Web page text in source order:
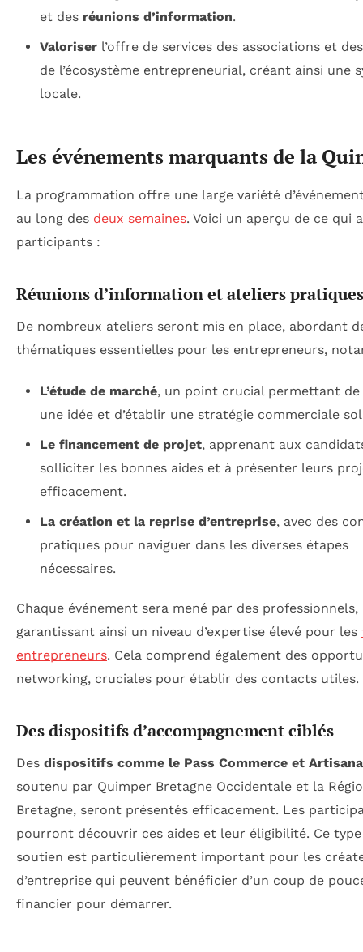
et des réunions d’information.
Valoriserl’offre de services des associations et
de l’écosystème entrepreneurial, créant ainsi une
locale.
Les événements marquants de la
La programmation offre une large variété
au long des deux semaines. Voici un aperçu de ce qui
participants :
Réunions d’information et ateliers pratiques
De nombreux ateliers seront mis en place, abordant
thématiques essentielles pour les entrepreneurs,
L’étude de marché, un point crucial permettant de
une idée et d’établir une stratégie commerciale
Le financement de projet, apprenant aux
solliciter les bonnes aides et à présenter leurs
efficacement.
La création et la reprise d’entreprise, avec des
pratiques pour naviguer dans les diverses étapes
nécessaires.
Chaque événement sera mené par des professionnels,
garantissant ainsi un niveau d’expertise élevé pour les
entrepreneurs. Cela comprend également des
networking, cruciales pour établir des contacts utiles.
Des dispositifs d’accompagnement ciblés
Des dispositifs comme le Pass Commerce et
soutenu par Quimper Bretagne Occidentale et la
Bretagne, seront présentés efficacement. Les
pourront découvrir ces aides et leur éligibilité. Ce
soutien est particulièrement important pour les
d’entreprise qui peuvent bénéficier d’un coup de
financier pour démarrer.